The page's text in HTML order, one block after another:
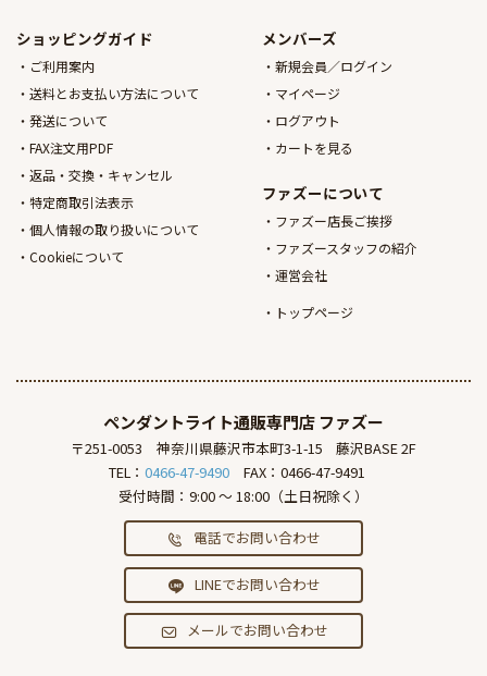
ショッピングガイド
ご利用案内
送料とお支払い方法について
発送について
FAX注文用PDF
返品・交換・キャンセル
特定商取引法表示
個人情報の取り扱いについて
Cookieについて
メンバーズ
新規会員／ログイン
マイページ
ログアウト
カートを見る
ファズーについて
ファズー店長ご挨拶
ファズースタッフの紹介
運営会社
トップページ
ペンダントライト通販専門店 ファズー
〒251-0053 神奈川県藤沢市本町3-1-15
藤沢BASE 2F
TEL： 0466-47-9490
FAX：0466-47-9491
受付時間：9:00 ～ 18:00（土日祝除く）
電話でお問い合わせ
LINEでお問い合わせ
メールでお問い合わせ